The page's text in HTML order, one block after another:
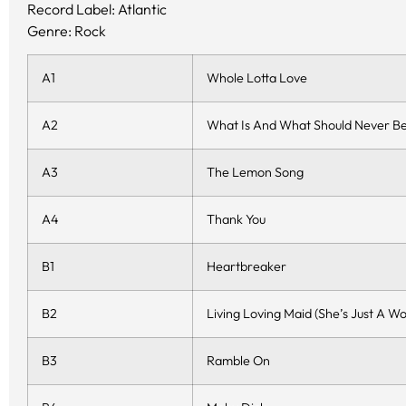
Record Label: Atlantic
Genre: Rock
A1 Whole Lotta Love
A2 What Is And What Should Never
A3 The Lemon Song
A4 Thank You
B1 Heartbreaker
B2 Living Loving Maid (She’s Just A
B3 Ramble On